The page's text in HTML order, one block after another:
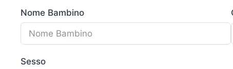
Nome Bambino
Sesso